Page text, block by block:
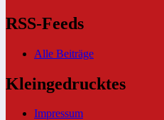
RSS-Feeds
Alle Beiträge
Kleingedrucktes
Impressum